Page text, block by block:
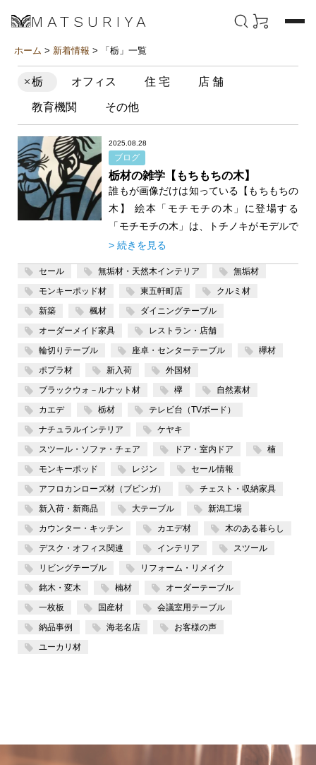
MATSURIYA
ホーム > 新着情報 > 「栃」一覧
栃 オフィス 住 宅 店 舗
教育機関 その他
2025.08.28
ブログ
栃材の雑学【もちもちの木】
誰もが画像だけは知っている【もちもちの
木】 絵本「モチモチの木」に登場する
「モチモチの木」は、トチノキがモデルで
す。 「モチモチの木」は、斎藤隆介作、
滝平二郎絵の絵本で、臆病な少年・豆太
と、祖父である「じさま」の心温まる物語
です。 物語の中で、豆太は夜になると恐
ろしく見えるトチノキを「モチモチの木」
と呼び、恐れていました。 しかし、祖父
が病気になった時、豆太は勇気を振り絞っ
て医者を呼びに行き、その際に「モチモチ
の木」に灯る美しい「山の神の祭り」を目
の実が「トチ餅」として食べられることで
も知られています。 トチの実にはアクが
強く、そのままでは食べられませんが、灰
を使ってアク抜きをすることで、美味しく
食べることができます 【栃材一枚板テー
ブル】 ｈ
> 続きを見る
セール 無垢材・天然木インテリア
無垢材
モンキーポッド材
東五軒町店
クルミ材
新築
楓材
ダイニングテーブル
オーダーメイド家具
レストラン・店舗
輪切りテーブル
座卓・センターテーブル
欅材
ポプラ材
新入荷
外国材
ブラックウォ－ルナット材
欅
自然素材
カエデ
栃材
テレビ台（TVボード）
ナチュラルインテリア
ケヤキ
スツール・ソファ・チェア
ドア・室内ドア
楠
モンキーポッド
レジン
セール情報
アフロカンローズ材（ブビンガ）
チェスト・収納家具
新入荷・新商品
大テーブル
新潟工場
カウンター・キッチン
カエデ材
木のある暮らし
デスク・オフィス関連
インテリア
スツール
リビングテーブル
リフォーム・リメイク
銘木・変木
楠材
オーダーテーブル
一枚板
国産材
会議室用テーブル
納品事例
海老名店
お客様の声
ユーカリ材